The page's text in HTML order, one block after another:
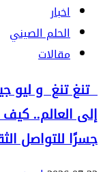
اخبار
الحلم الصيني
مقالات
تنغ تنغ و ليو
إلى العالم.. كيف
جسرًا للتواصل